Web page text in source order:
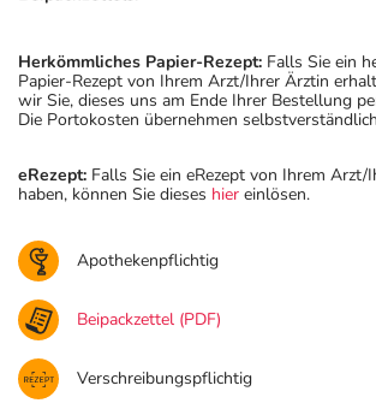
Herkömmliches Papier-Rezept: Falls Sie ein
Papier-Rezept von Ihrem Arzt/Ihrer Ärztin
wir Sie, dieses uns am Ende Ihrer Bestellung
Die Portokosten übernehmen
eRezept: Falls Sie ein eRezept von Ihrem
haben, können Sie dieses hier einlösen.
Apothekenpflichtig
Beipackzettel (PDF)
Verschreibungspflichtig